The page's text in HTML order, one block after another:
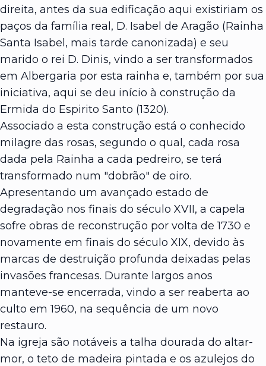
direita, antes da sua edificação aqui existiriam os
paços da família real, D. Isabel de Aragão (Rainha
Santa Isabel, mais tarde canonizada) e seu
marido o rei D. Dinis, vindo a ser transformados
em Albergaria por esta rainha e, também por sua
iniciativa, aqui se deu início à construção da
Ermida do Espirito Santo (1320).
Associado a esta construção está o conhecido
milagre das rosas, segundo o qual, cada rosa
dada pela Rainha a cada pedreiro, se terá
transformado num "dobrão" de oiro.
Apresentando um avançado estado de
degradação nos finais do século XVII, a capela
sofre obras de reconstrução por volta de 1730 e
novamente em finais do século XIX, devido às
marcas de destruição profunda deixadas pelas
invasões francesas. Durante largos anos
manteve-se encerrada, vindo a ser reaberta ao
culto em 1960, na sequência de um novo
restauro.
Na igreja são notáveis a talha dourada do altar-
mor, o teto de madeira pintada e os azulejos do